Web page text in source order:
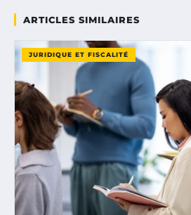
ARTICLES SIMILAIRES
JURIDIQUE ET FISCALITÉ